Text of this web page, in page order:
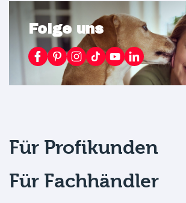
Folge uns
Für Profikunden
Für Fachhändler